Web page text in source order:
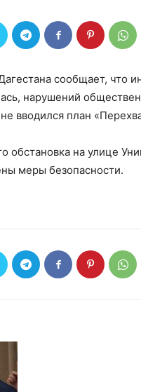
сообщает, что
нарушений
вводился план
обстановка на улице
меры безопасности.